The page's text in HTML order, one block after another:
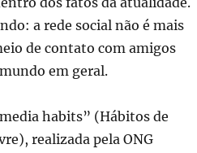
a rede social não é mais
de contato com amigos
em geral.
habits” (Hábitos de
realizada pela ONG